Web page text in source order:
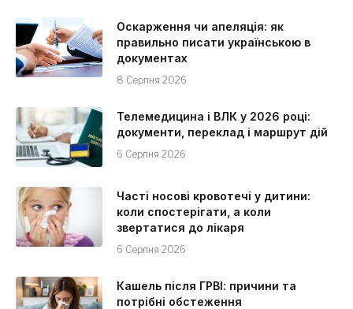
Оскарження чи апеляція: як
правильно писати українською в
документах
8 Серпня 2026
Телемедицина і ВЛК у 2026 році:
документи, переклад і маршрут дій
6 Серпня 2026
Часті носові кровотечі у дитини:
коли спостерігати, а коли
звертатися до лікаря
6 Серпня 2026
Кашель після ГРВІ: причини та
потрібні обстеження